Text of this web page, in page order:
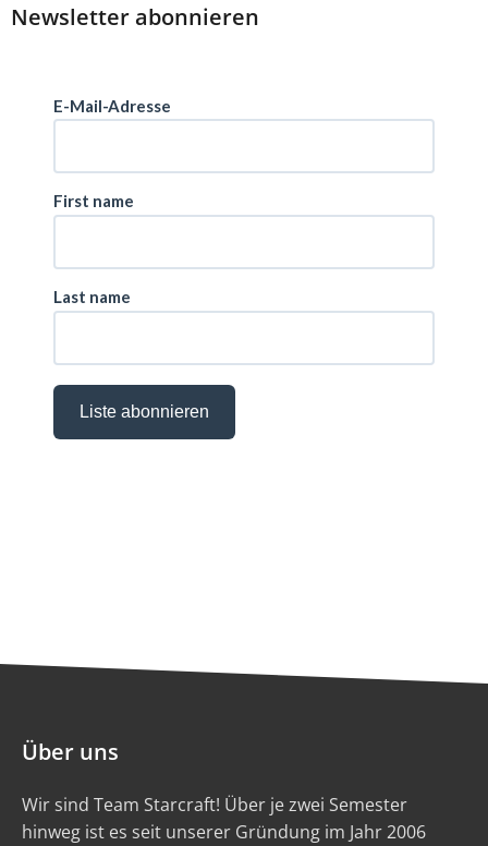
Newsletter abonnieren
Über uns
Wir sind Team Starcraft! Über je zwei Semester
hinweg ist es seit unserer Gründung im Jahr 2006